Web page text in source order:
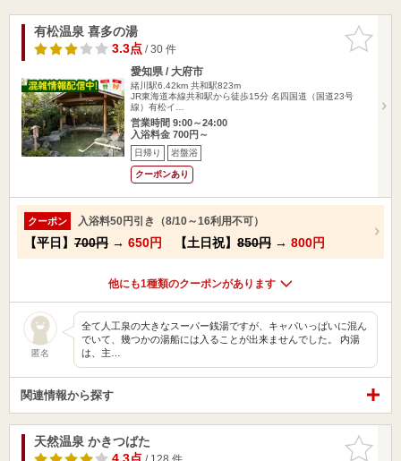
お気に入
りに追加
有松温泉 喜多の湯
3.3点/ 30 件
愛知県 / 大府市
緒川駅6.42km 共和駅823m
JR東海道本線共和駅から徒歩15分 名四国道（国道23号
線）有松イ…
営業時間 9:00～24:00
入浴料金 700円～
日帰り 岩盤浴
クーポンあり
クーポン 入浴料50円引き（8/10～16利用不可）
【平日】 700円 → 650円 【土日祝】 850円 → 800円
他にも1種類のクーポンがあります
匿名
全て人工泉の大きなスーパー銭湯ですが、キャパいっぱいに混ん
でいて、幾つかの湯船には入ることが出来ませんでした。 内湯
は、主…
関連情報から探す
お気に入
りに追加
天然温泉 かきつばた